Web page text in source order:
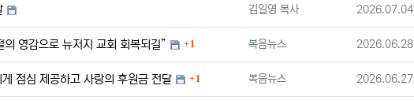
등록자
김일영 목사 등록일
2026.07.04
영감으로 뉴저지 교회 회복되길” 댓글
1 등록자
복음뉴스 등록일
2026.06.28
점심 제공하고 사랑의 후원금 전달 댓글
1 등록자
복음뉴스 등록일
2026.06.27